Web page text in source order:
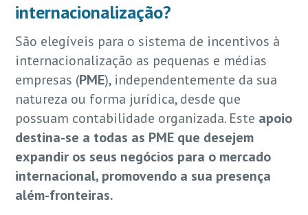
internacionalização?
São elegíveis para o sistema de incentivos à
internacionalização as pequenas e médias
empresas (PME), independentemente da sua
natureza ou forma jurídica, desde que
possuam contabilidade organizada. Este apoio
destina-se a todas as PME que desejem
expandir os seus negócios para o mercado
internacional, promovendo a sua presença
além-fronteiras.